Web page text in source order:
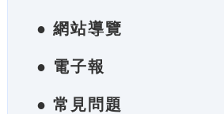
● 網站導覽
● 電子報
● 常見問題